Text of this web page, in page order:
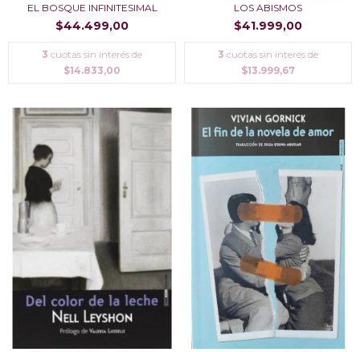
EL BOSQUE INFINITESIMAL
$44.499,00
3 cuotas sin interés de
$14.833,00
LOS ABISMOS
$41.999,00
3 cuotas sin interés de
$13.999,67